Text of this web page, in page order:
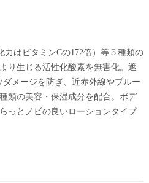
力はビタミンCの172倍）等５種類の
り生じる活性化酸素を無害化。遮
メージを防ぎ、近赤外線やブルー
類の美容・保湿成分を配合。ボデ
っとノビの良いローションタイプ